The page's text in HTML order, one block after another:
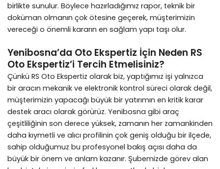
birlikte sunulur. Böylece hazırladığımız rapor, teknik bir
doküman olmanın çok ötesine geçerek, müşterimizin
vereceği o önemli kararın en sağlam yapı taşı olur.
Yenibosna’da Oto Ekspertiz İçin Neden RS
Oto Ekspertiz’i Tercih Etmelisiniz?
Çünkü RS Oto Ekspertiz olarak biz, yaptığımız işi yalnızca
bir aracın mekanik ve elektronik kontrol süreci olarak değil,
müşterimizin yapacağı büyük bir yatırımın en kritik karar
destek aracı olarak görürüz. Yenibosna gibi araç
çeşitliliğinin son derece yüksek, zamanın her zamankinden
daha kıymetli ve alıcı profilinin çok geniş olduğu bir ilçede,
sahip olduğumuz bu profesyonel bakış açısı daha da
büyük bir önem ve anlam kazanır. Şubemizde görev alan